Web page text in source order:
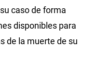
caso de forma
disponibles para
de la muerte de su